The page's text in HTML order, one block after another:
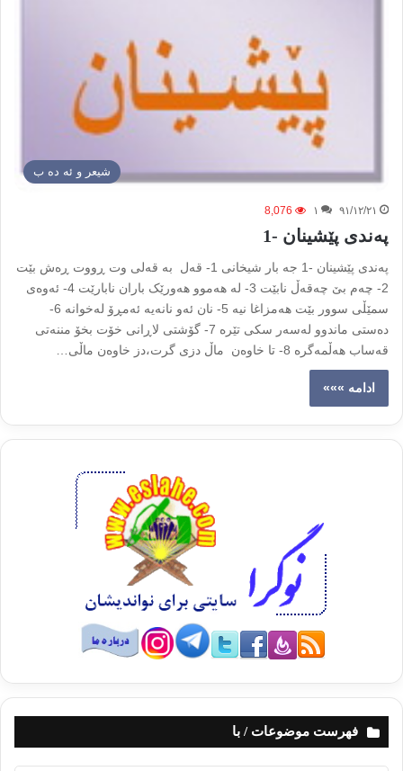
شيعر و ئه ده ب
۹۱/۱۲/۲۱ ۱ 8,076
په‌ندی پێشینان -1
په‌ندی پێشینان -1 جه بار شیخانی 1- قه‌ل به‌ قه‌لی وت ڕووت ڕه‌ش بێت
2- چه‌م بێ چه‌قه‌ڵ نابێت 3- له‌ هه‌موو هه‌ورێک باران نابارێت 4- ئه‌وه‌ی
سمێڵی سوور بێت هه‌مزاغا نیه‌ 5- نان ئه‌و نانه‌یه‌ ئه‌مڕۆ له‌خوانه‌ 6-
ده‌ستی ماندوو له‌سه‌ر سکی تێره‌ 7- گۆشتی لاڕانی خۆت بخۆ مننه‌تی
قه‌ساب هه‌ڵمه‌گره‌ 8- تا خاوه‌ن ماڵ دزی گرت،دز خاوه‌ن ماڵی…
ادامه »»»
فهرست موضوعات / با